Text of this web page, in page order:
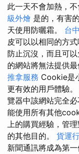
此一天不會加熱，
級外燴 是的，有害
天使用防曬霜。 台
皮可以以相同的方
防止沉沒，而且可
的網站將無法提供
推拿服務 Cookie是
更有效的用戶體驗。
覽器中該網站完全
能使用所有其他
上的購買經驗，管
的其他目的。 貨運
新聞通訊將成為第